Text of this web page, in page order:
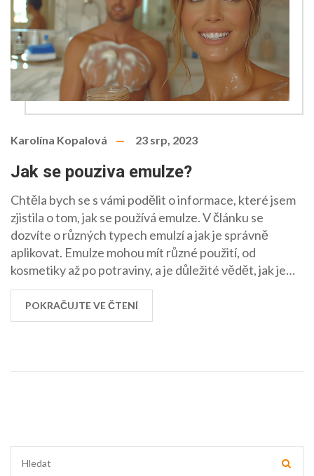
Karolína Kopalová 23 srp, 2023
Jak se pouziva emulze?
Chtěla bych se s vámi podělit o informace, které jsem
zjistila o tom, jak se používá emulze. V článku se
dozvíte o různých typech emulzí a jak je správně
aplikovat. Emulze mohou mít různé použití, od
kosmetiky až po potraviny, a je důležité vědět, jak je
používat efektivně. Také se podíváme na to, jak se
emulze vyrábějí a jak se o ně starat. Takže se přidejte
ke mně na této cestě zjišťování!
POKRAČUJTE VE ČTENÍ